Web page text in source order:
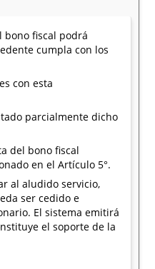
bono fiscal podrá
cumpla con los
con esta
parcialmente dicho
del bono fiscal
en el Artículo 5°.
al aludido servicio,
ser cedido e
El sistema emitirá
el soporte de la